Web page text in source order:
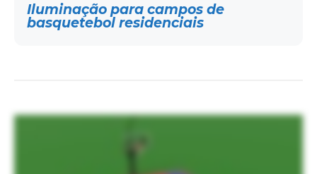
Iluminação para campos de
basquetebol residenciais